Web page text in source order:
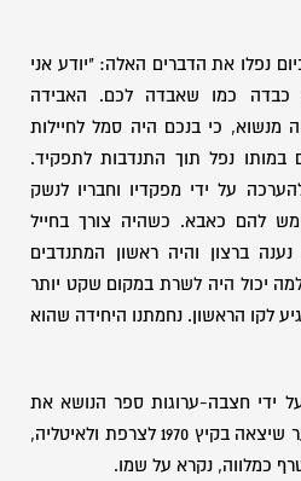
נפלו את הדברים האלה: "יודע אני
כבדה כמו שאבדה לכם. האבידה
מנשוא, כי בנכם היה סמל לחיילות
במותו נפל תוך התנדבות לתפקיד.
על ידי מפקדיו וחבריו לנשק
להם כאבא. כשהיה צורך בחייל
ברצון והיה ראשון המתנדבים
יכול היה לשרת במקום שקט יותר
לקו הראשון. נחמתנו היחידה שהוא
ידי חצבה-ערוגות ספר הנושא את
השם "שלמה;" משלחת נוער שיצאה בקיץ 1970 לצרפת ולאיטליה,
כמלווה, נקרא על שמו.